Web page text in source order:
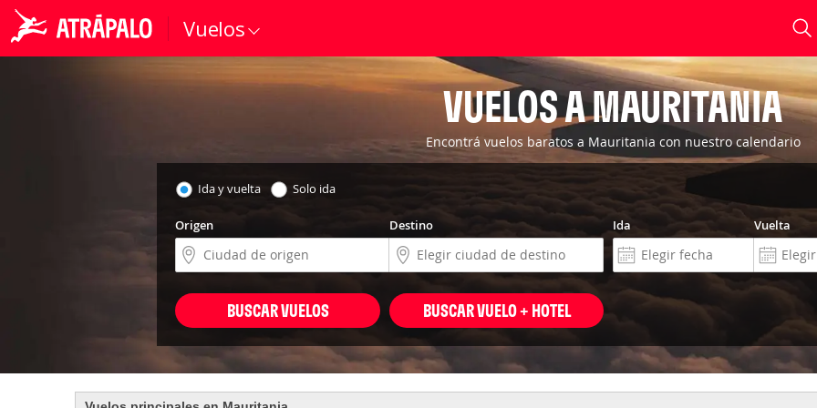
Vuelos
VUELOS A MAURITANIA
Encontrá vuelos baratos a Mauritania con nuestro calendario
Ida y vuelta Solo ida
Origen Destino Ida Vuelta
BUSCAR VUELOS BUSCAR VUELO + HOTEL